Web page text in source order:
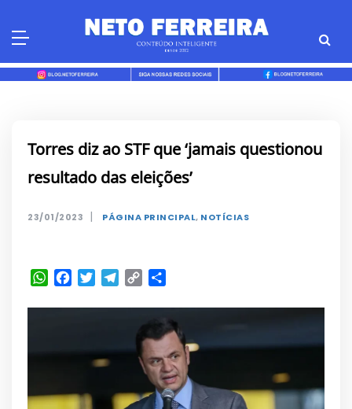
Torres diz ao STF que ‘jamais questionou
resultado das eleições’
23/01/2023 | PÁGINA PRINCIPAL, NOTÍCIAS
WhatsApp
Facebook
TwitterTelegram
Copy